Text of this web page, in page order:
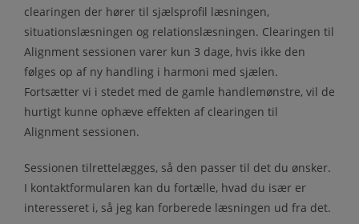
clearingen der hører til sjælsprofil læsningen,
situationslæsningen og relationslæsningen. Clearingen til
Alignment sessionen varer kun 3 dage, hvis ikke den
følges op af ny handling i harmoni med sjælen.
Fortsætter vi i stedet med de gamle handlemønstre, vil de
hurtigt kunne ophæve effekten af clearingen til
Alignment sessionen.
Sessionen tilrettelægges, så den passer til det du ønsker.
I kontaktformularen kan du fortælle, hvad du især er
interesseret i, så jeg kan forberede læsningen ud fra det.